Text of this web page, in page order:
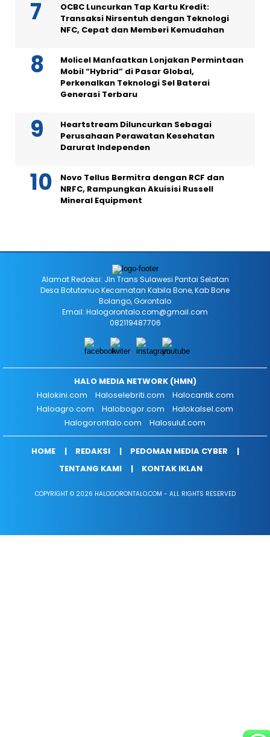
OCBC Luncurkan Tap Kartu Kredit:
Transaksi Nirsentuh dengan Teknologi
NFC, Cepat dan Memberi Kemudahan
Molicel Manfaatkan Lonjakan Permintaan
Mobil “Hybrid” di Pasar Global,
Perkenalkan Teknologi Sel Baterai
Generasi Terbaru
Heartstream Diluncurkan Sebagai
Perusahaan Perawatan Kesehatan
Darurat Independen
Novo Tellus Bermitra dengan RCF dan
NRFC, Rampungkan Akuisisi Russell
Mineral Equipment
Alamat Redaksi: Jln Trans Sulawesi Pantai Selatan
Desa Botutonuo Kecamatan Kabila Bone, Kab Bone
Bolango, Gorontalo
Email: Halogorontalo.com@gmail.com
082119487706
HALO MEDIA NETWORK (HMN)
Halokini.com
Haloselebriti.com
Halocantik.com
Haloagro.com
Halobogor.com
Halokalsel.com
Halogorontalo.com
Halosulut.com
HOME REDAKSI
PEDOMAN MEDIA CYBER
TENTANG KAMI
KONTAK IKLAN
COPYRIGHT © 2026 HALOGORONTALO.COM - ALL RIGHTS RESERVED